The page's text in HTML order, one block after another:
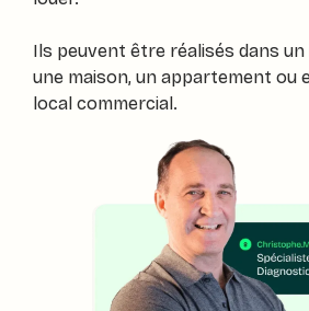
Ils peuvent être réalisés dans un
une maison, un appartement ou
local commercial.